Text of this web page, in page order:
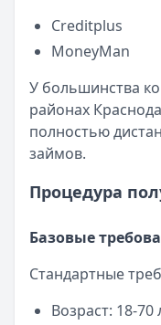
Creditplus
MoneyMan
У большинства
районах
полностью
займов.
Процедура
Базовые
Стандартные
Возраст: 18-70